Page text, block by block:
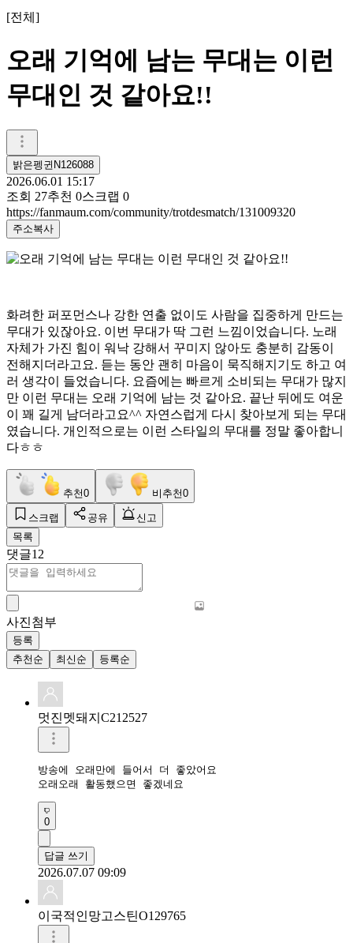
[전체 ]
오래 기억에 남는 무대는 이런
무대인 것 같아요!!
밝은펭귄N126088
2026.06.01 15:17
조회 27추천 0스크랩 0
https://fanmaum.com/community/trotdesmatch/131009320
주소복사
화려한 퍼포먼스나 강한 연출 없이도 사람을 집중하게 만드는
무대가 있잖아요. 이번 무대가 딱 그런 느낌이었습니다. 노래
자체가 가진 힘이 워낙 강해서 꾸미지 않아도 충분히 감동이
전해지더라고요. 듣는 동안 괜히 마음이 묵직해지기도 하고 여
러 생각이 들었습니다. 요즘에는 빠르게 소비되는 무대가 많지
만 이런 무대는 오래 기억에 남는 것 같아요. 끝난 뒤에도 여운
이 꽤 길게 남더라고요^^ 자연스럽게 다시 찾아보게 되는 무대
였습니다. 개인적으로는 이런 스타일의 무대를 정말 좋아합니
다ㅎㅎ
추천0 비추천0
스크랩 공유
신고
목록
댓글12
사진첨부
등록
추천순
최신순 등록순
멋진멧돼지C212527
방송에 오래만에 들어서 더 좋았어요
오래오래 활동했으면 좋겠네요
0
답글 쓰기
2026.07.07 09:09
이국적인망고스틴O129765